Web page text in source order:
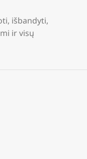
išbandyti,
ir visų